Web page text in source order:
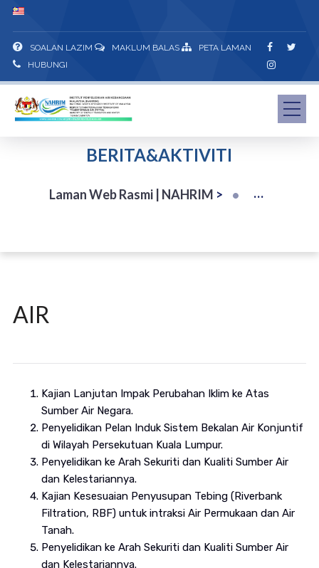
SOALAN LAZIM MAKLUM BALAS
PETA LAMAN
HUBUNGI
BERITA&AKTIVITI
Laman Web Rasmi | NAHRIM >
AIR
Kajian Lanjutan Impak Perubahan Iklim ke Atas
Sumber Air Negara.
Penyelidikan Pelan Induk Sistem Bekalan Air Konjuntif
di Wilayah Persekutuan Kuala Lumpur.
Penyelidikan ke Arah Sekuriti dan Kualiti Sumber Air
dan Kelestariannya.
Kajian Kesesuaian Penyusupan Tebing (Riverbank
Filtration, RBF) untuk intraksi Air Permukaan dan Air
Tanah.
Penyelidikan ke Arah Sekuriti dan Kualiti Sumber Air
dan Kelestariannya.